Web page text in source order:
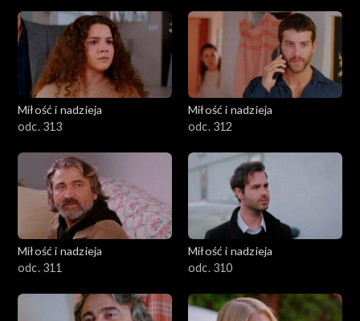
Miłość i nadzieja
odc. 313
Miłość i nadzieja
odc. 312
Miłość i nadzieja
odc. 311
Miłość i nadzieja
odc. 310